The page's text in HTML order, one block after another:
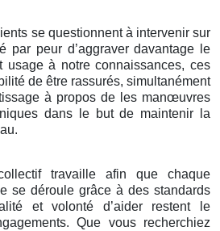
se questionnent à intervenir sur
par peur d’aggraver davantage le
usage à notre connaissances, ces
de être rassurés, simultanément
à propos de les manœuvres
dans le but de maintenir la
travaille afin que chaque
se déroule grâce à des standards
et volonté d’aider restent le
Que vous recherchiez